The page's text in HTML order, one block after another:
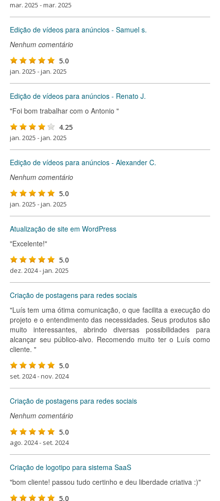
mar. 2025 - mar. 2025
Edição de vídeos para anúncios - Samuel s.
Nenhum comentário
5.0
jan. 2025 - jan. 2025
Edição de vídeos para anúncios - Renato J.
"Foi bom trabalhar com o Antonio "
4.25
jan. 2025 - jan. 2025
Edição de vídeos para anúncios - Alexander C.
Nenhum comentário
5.0
jan. 2025 - jan. 2025
Atualização de site em WordPress
"Excelente!"
5.0
dez. 2024 - jan. 2025
Criação de postagens para redes sociais
"Luís tem uma ótima comunicação, o que facilita a execução do
projeto e o entendimento das necessidades. Seus produtos são
muito interessantes, abrindo diversas possibilidades para
alcançar seu público-alvo. Recomendo muito ter o Luís como
cliente. "
5.0
set. 2024 - nov. 2024
Criação de postagens para redes sociais
Nenhum comentário
5.0
ago. 2024 - set. 2024
Criação de logotipo para sistema SaaS
"bom cliente! passou tudo certinho e deu liberdade criativa :)"
5.0